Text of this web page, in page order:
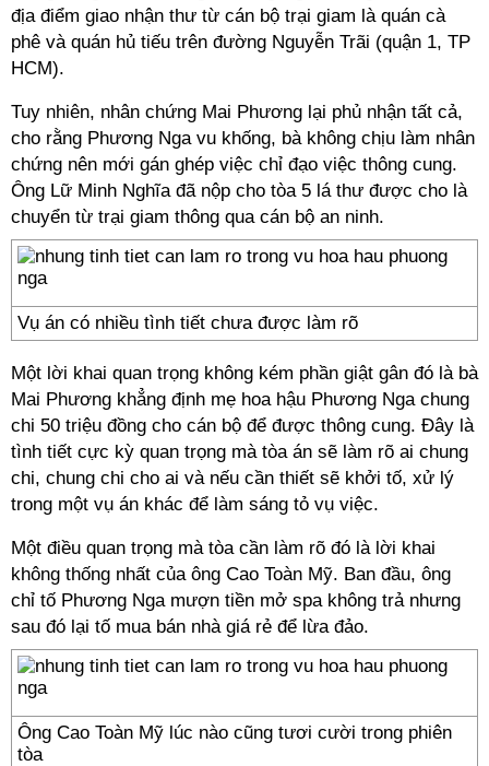
địa điểm giao nhận thư từ cán bộ trại giam là quán cà
phê và quán hủ tiếu trên đường Nguyễn Trãi (quận 1, TP
HCM).
Tuy nhiên, nhân chứng Mai Phương lại phủ nhận tất cả,
cho rằng Phương Nga vu khống, bà không chịu làm nhân
chứng nên mới gán ghép việc chỉ đạo việc thông cung.
Ông Lữ Minh Nghĩa đã nộp cho tòa 5 lá thư được cho là
chuyển từ trại giam thông qua cán bộ an ninh.
Vụ án có nhiều tình tiết chưa được làm rõ
Một lời khai quan trọng không kém phần giật gân đó là bà
Mai Phương khẳng định mẹ hoa hậu Phương Nga chung
chi 50 triệu đồng cho cán bộ để được thông cung. Đây là
tình tiết cực kỳ quan trọng mà tòa án sẽ làm rõ ai chung
chi, chung chi cho ai và nếu cần thiết sẽ khởi tố, xử lý
trong một vụ án khác để làm sáng tỏ vụ việc.
Một điều quan trọng mà tòa cần làm rõ đó là lời khai
không thống nhất của ông Cao Toàn Mỹ. Ban đầu, ông
chỉ tố Phương Nga mượn tiền mở spa không trả nhưng
sau đó lại tố mua bán nhà giá rẻ để lừa đảo.
Ông Cao Toàn Mỹ lúc nào cũng tươi cười trong phiên
tòa